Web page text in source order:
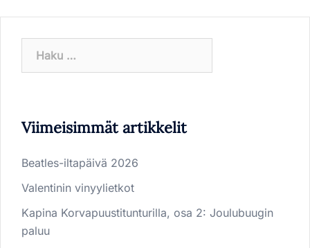
Viimeisimmät artikkelit
Beatles-iltapäivä 2026
Valentinin vinyylietkot
Kapina Korvapuustitunturilla, osa 2: Joulubuugin
paluu